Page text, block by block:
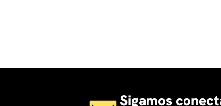
Sigamos